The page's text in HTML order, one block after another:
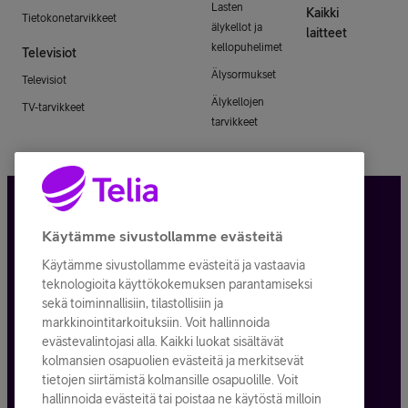
Tietokonetarvikkeet
Televisiot
Televisiot
TV-tarvikkeet
Lasten
älykellot ja
kellopuhelimet
Älysormukset
Älykellojen
tarvikkeet
Kaikki
laitteet
Tietosuoja ja -turva
Tilauksen peruuttaminen
Käyttöehdot
Evästeiden käyttö
Toimitusehdot ja palvelukuvaukset
Käytämme sivustollamme evästeitä
Käytämme sivustollamme evästeitä ja vastaavia
teknologioita käyttökokemuksen parantamiseksi
sekä toiminnallisiin, tilastollisiin ja
markkinointitarkoituksiin. Voit hallinnoida
evästevalintojasi alla. Kaikki luokat sisältävät
kolmansien osapuolien evästeitä ja merkitsevät
tietojen siirtämistä kolmansille osapuolille. Voit
hallinnoida evästeitä tai poistaa ne käytöstä milloin